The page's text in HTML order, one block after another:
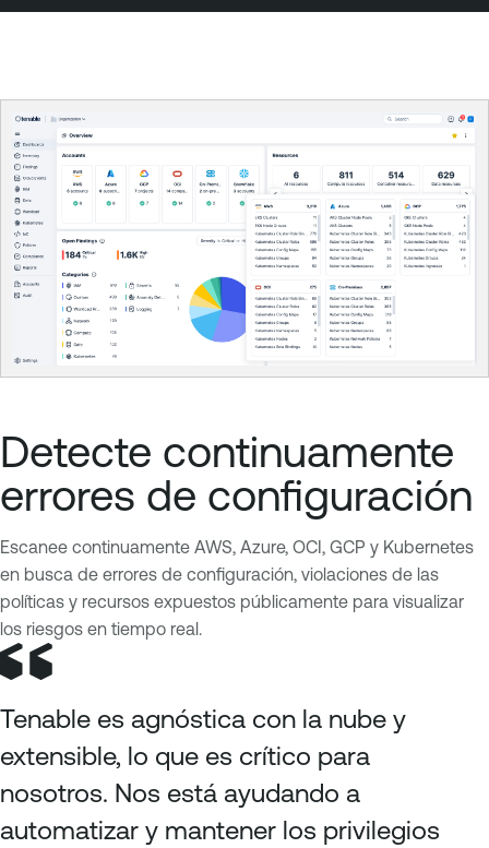
Detecte continuamente
errores de configuración
Escanee continuamente AWS, Azure, OCI, GCP y Kubernetes
en busca de errores de configuración, violaciones de las
políticas y recursos expuestos públicamente para visualizar
los riesgos en tiempo real.
Tenable es agnóstica con la nube y
extensible, lo que es crítico para
nosotros. Nos está ayudando a
automatizar y mantener los privilegios